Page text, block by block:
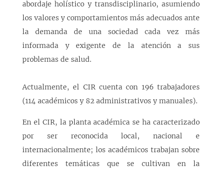
abordaje holístico y transdisciplinario, asumiendo
los valores y comportamientos más adecuados ante
la demanda de una sociedad cada vez más
informada y exigente de la atención a sus
problemas de salud.
Actualmente, el CIR cuenta con 196 trabajadores
(114 académicos y 82 administrativos y manuales).
En el CIR, la planta académica se ha caracterizado
por ser reconocida local, nacional e
internacionalmente; los académicos trabajan sobre
diferentes temáticas que se cultivan en la